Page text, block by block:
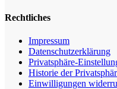
Rechtliches
Impressum
Datenschutz­erklärung
Privatsphäre-
Historie der
Einwilligungen